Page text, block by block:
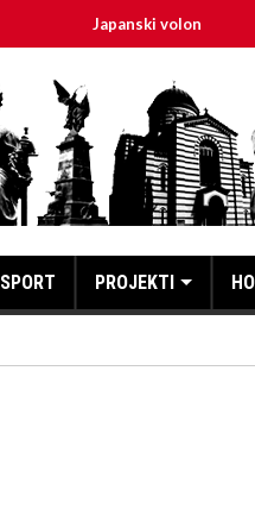
Japanski volonter u Ćićevcu
SPORT PROJEKTI